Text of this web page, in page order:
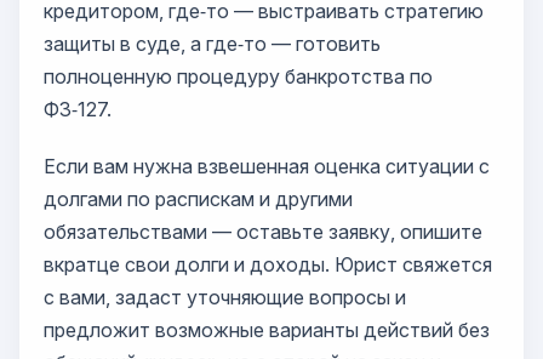
кредитором, где‑то — выстраивать стратегию
защиты в суде, а где‑то — готовить
полноценную процедуру банкротства по
ФЗ‑127.
Если вам нужна взвешенная оценка ситуации с
долгами по распискам и другими
обязательствами — оставьте заявку, опишите
вкратце свои долги и доходы. Юрист свяжется
с вами, задаст уточняющие вопросы и
предложит возможные варианты действий без